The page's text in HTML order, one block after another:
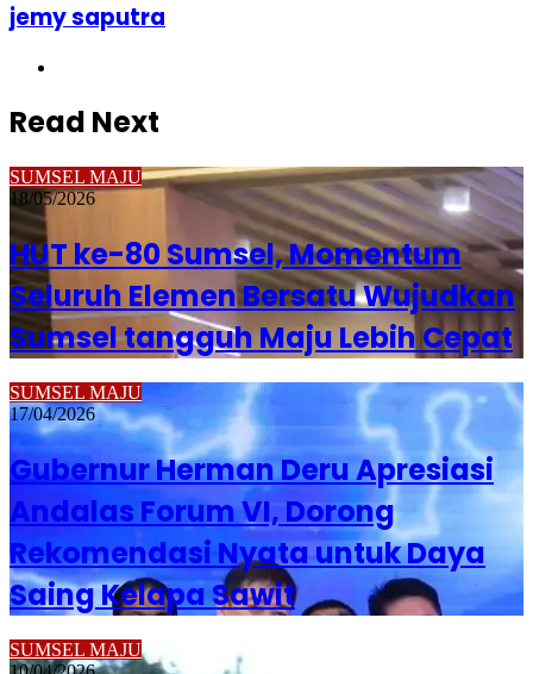
jemy saputra
Read Next
SUMSEL MAJU
18/05/2026
HUT ke-80 Sumsel, Momentum
Seluruh Elemen Bersatu Wujudkan
Sumsel tangguh Maju Lebih Cepat
SUMSEL MAJU
17/04/2026
Gubernur Herman Deru Apresiasi
Andalas Forum VI, Dorong
Rekomendasi Nyata untuk Daya
Saing Kelapa Sawit
SUMSEL MAJU